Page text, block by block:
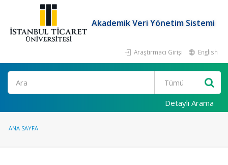
Akademik Veri Yönetim Sistemi
Araştırmacı Girişi English
Ara
Detaylı Arama
ANA SAYFA